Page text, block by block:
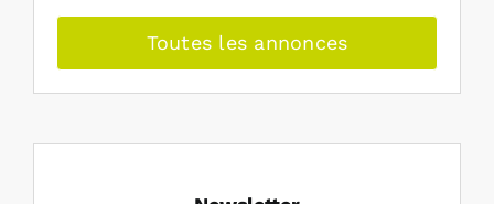
Toutes les annonces